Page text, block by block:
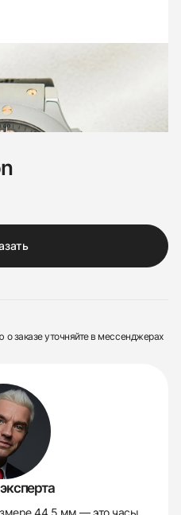
о заказеуточняйте в мессенджерах
44,5 мм — это часы